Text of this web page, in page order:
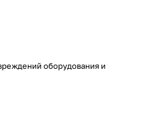
оборудования и